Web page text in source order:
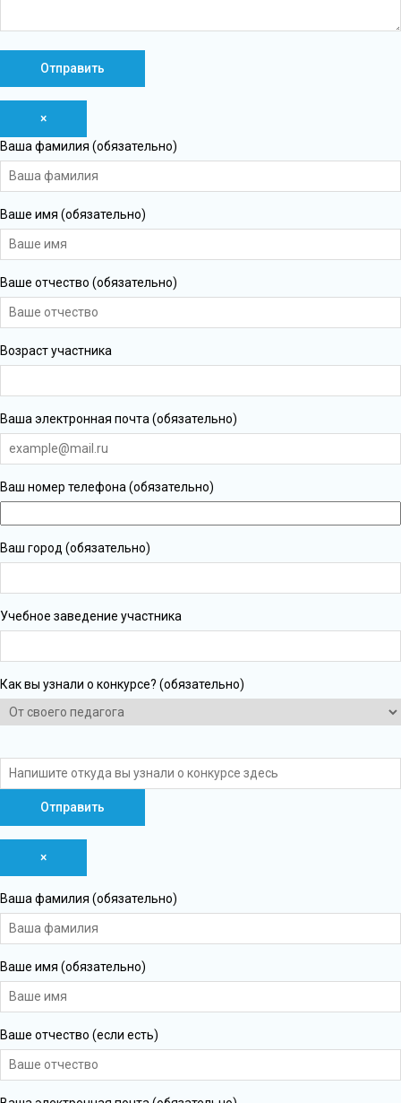
×
Ваша фамилия (обязательно)
Ваше имя (обязательно)
Ваше отчество (обязательно)
Возраст участника
Ваша электронная почта (обязательно)
Ваш номер телефона (обязательно)
Ваш город (обязательно)
Учебное заведение участника
Как вы узнали о конкурсе? (обязательно)
×
Ваша фамилия (обязательно)
Ваше имя (обязательно)
Ваше отчество (если есть)